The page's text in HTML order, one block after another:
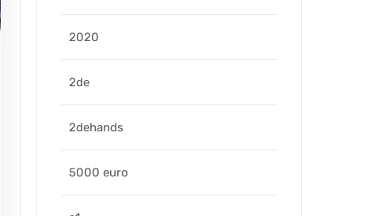
2020
2de
2dehands
5000 euro